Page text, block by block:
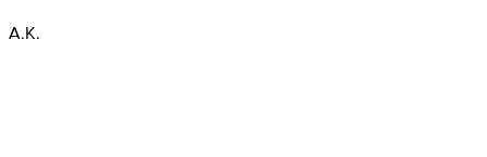
A.K.